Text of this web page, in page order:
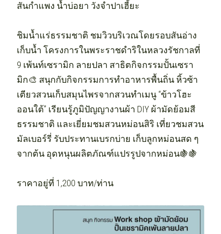
สันกำแพง น้ำบ่อยา วังจำปาเฮี้ยะ
ชิมน้ำแร่ธรรมชาติ ชมวิวบริเวณโดยรอบสันอ่าง
เก็บน้ำ โครงการในพระราชดำริในหลวงรัชกาลที่
9 เพ้นท์เซรามิก ลายปลา สาธิตกิจกรรมปั้นเซรา
มิก🎨 สนุกกับกิจกรรมการทำอาหารพื้นถิ่น หิ้วซ้า
เตียวสวนเก็บสมุนไพรจากสวนทำเมนู “ข้าวโฮะ
ออนใต้” เรียนรู้ภูมิปัญญางานผ้า DIY ผ้ามัดย้อมสี
ธรรมชาติ และเยี่ยมชมสวนหม่อน​สิริ​ เที่ยว​ชมสวน
มัลเบอร์รี่ รับประทานเบรกบ่าย เก็บ​ลูก​หม่อน​สด ๆ
จากต้น อุดหนุน​ผลิตภัณฑ์​แปรรูป​จาก​หม่อน🍇🍇
ราคาอยู่ที่ 1,200 บาท/ท่าน